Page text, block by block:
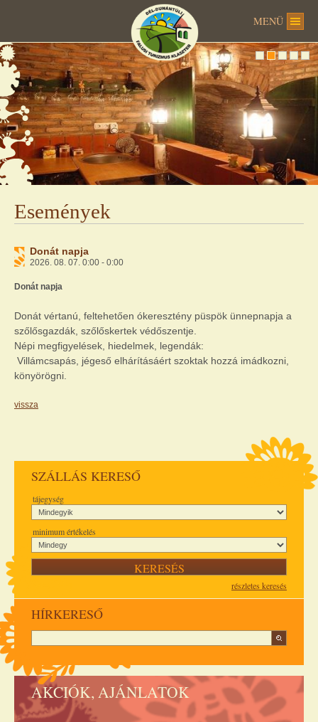
MENÜ
Események
Donát napja
2026. 08. 07. 0:00 - 0:00
Donát napja
Donát vértanú, feltehetően ókeresztény püspök ünnepnapja a
szőlősgazdák, szőlőskertek védőszentje.
Népi megfigyelések, hiedelmek, legendák:
Villámcsapás, jégeső elhárításáért szoktak hozzá imádkozni,
könyörögni.
vissza
SZÁLLÁS KERESŐ
tájegység
minimum értékelés
részletes keresés
HÍRKERESŐ
AKCIÓK, AJÁNLATOK